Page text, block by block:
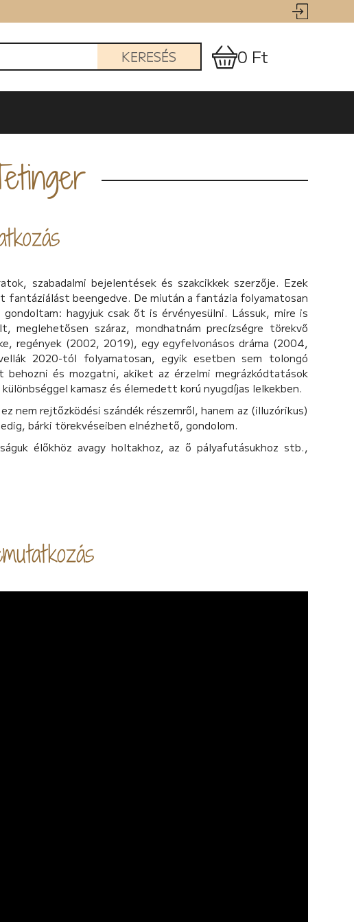
KERESÉS 0 Ft
szabadalmi bejelentések és szakcikkek szerzője. Ezek
beengedve. De miután a fantázia folyamatosan
hagyjuk csak őt is érvényesülni. Lássuk, mire is
meglehetősen száraz, mondhatnám precízségre törekvő
regények (2002, 2019), egy egyfelvonásos dráma (2004,
2020-tól folyamatosan, egyik esetben sem tolongó
és mozgatni, akiket az érzelmi megrázkódtatások
kamasz és élemedett korú nyugdíjas lelkekben.
nem rejtőzködési szándék részemről, hanem az (illuzórikus)
bárki törekvéseiben elnézhető, gondolom.
élőkhöz avagy holtakhoz, az ő pályafutásukhoz stb.,